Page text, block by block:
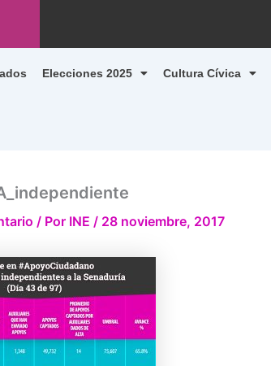
Elecciones 2025 Cultura Cívica
/ Por INE / 28 noviembre, 2017